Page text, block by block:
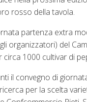
rosso della tavola.
partenza extra
organizzatori) del
1000 cultivar di
il convegno di
per la scelta